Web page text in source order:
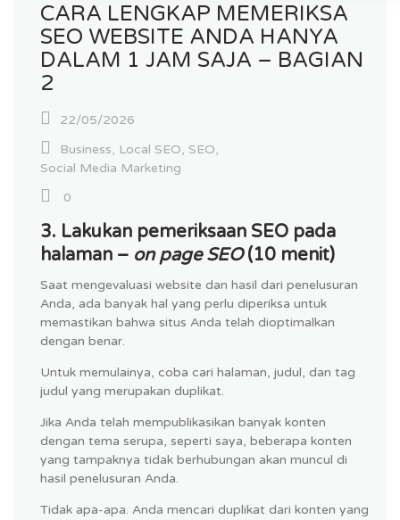
CARA LENGKAP MEMERIKSA
SEO WEBSITE ANDA HANYA
DALAM 1 JAM SAJA – BAGIAN
2
22/05/2026
Business, Local SEO, SEO,
Social Media Marketing
0
3. Lakukan pemeriksaan SEO pada
halaman – on page SEO(10 menit)
Saat mengevaluasi website dan hasil dari penelusuran
Anda, ada banyak hal yang perlu diperiksa untuk
memastikan bahwa situs Anda telah dioptimalkan
dengan benar.
Untuk memulainya, coba cari halaman, judul, dan tag
judul yang merupakan duplikat.
Jika Anda telah mempublikasikan banyak konten
dengan tema serupa, seperti saya, beberapa konten
yang tampaknya tidak berhubungan akan muncul di
hasil penelusuran Anda.
Tidak apa-apa. Anda mencari duplikat dari konten yang